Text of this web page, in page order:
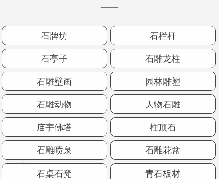
——
石牌坊 石栏杆
石亭子 石雕龙柱
石雕壁画 园林雕塑
石雕动物 人物石雕
庙宇佛塔 柱顶石
石雕喷泉 石雕花盆
石桌石凳 青石板材